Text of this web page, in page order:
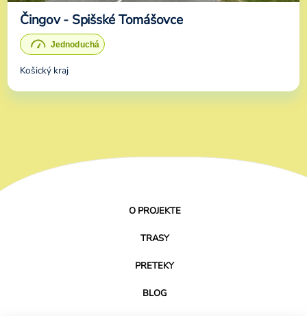
Čingov - Spišské Tomášovce
Košický kraj
O PROJEKTE
TRASY
PRETEKY
BLOG